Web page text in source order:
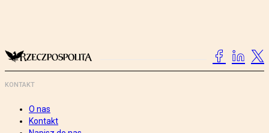
KONTAKT
O nas
Kontakt